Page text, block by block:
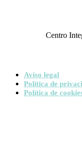
Centro
Aviso legal
Política de
Política de